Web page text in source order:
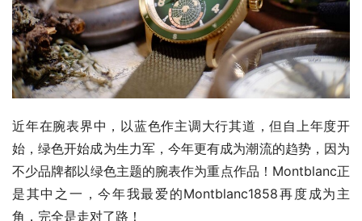
近年在腕表界中，以蓝色作主调大行其道，但自上年度开
始，绿色开始成为生力军，今年更有成为潮流的趋势，因为
不少品牌都以绿色主题的腕表作为重点作品！Montblanc正
是其中之一，今年我最爱的Montblanc1858再度成为主
角，完全是走对了路！